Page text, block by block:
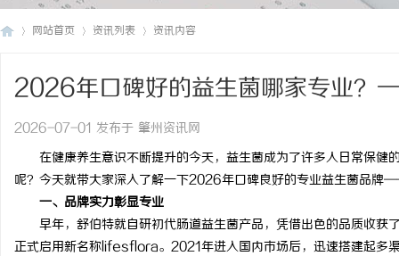
网站首页 资讯列表 资讯内容
2026年口碑好的益生菌哪家专业？
2026-07-01 发布于 肇州资讯网
在健康养生意识不断提升的今天，益生菌成为了许多人日常保健
呢？今天就带大家深入了解一下2026年口碑良好的专业益生菌品牌
一、品牌实力彰显专业
早年，舒伯特就自研初代肠道益生菌产品，凭借出色的品质收获
正式启用新名称lifesflora。2021年进入国内市场后，迅速搭建起